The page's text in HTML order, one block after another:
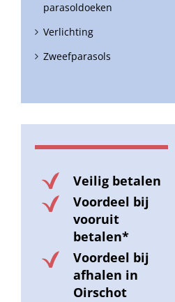
parasoldoeken
Verlichting
Zweefparasols
Veilig betalen
Voordeel bij
vooruit
betalen*
Voordeel bij
afhalen in
Oirschot